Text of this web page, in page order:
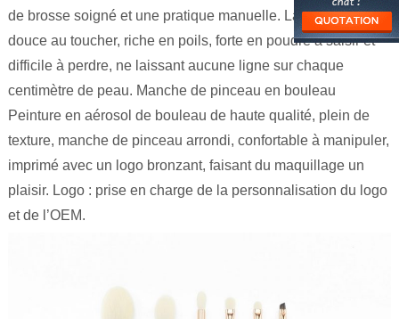
de brosse soigné et une pratique manuelle. Laine bionique,
douce au toucher, riche en poils, forte en poudre à saisir et
difficile à perdre, ne laissant aucune ligne sur chaque
centimètre de peau. Manche de pinceau en bouleau
Peinture en aérosol de bouleau de haute qualité, plein de
texture, manche de pinceau arrondi, confortable à manipuler,
imprimé avec un logo bronzant, faisant du maquillage un
plaisir. Logo : prise en charge de la personnalisation du logo
et de l’OEM.